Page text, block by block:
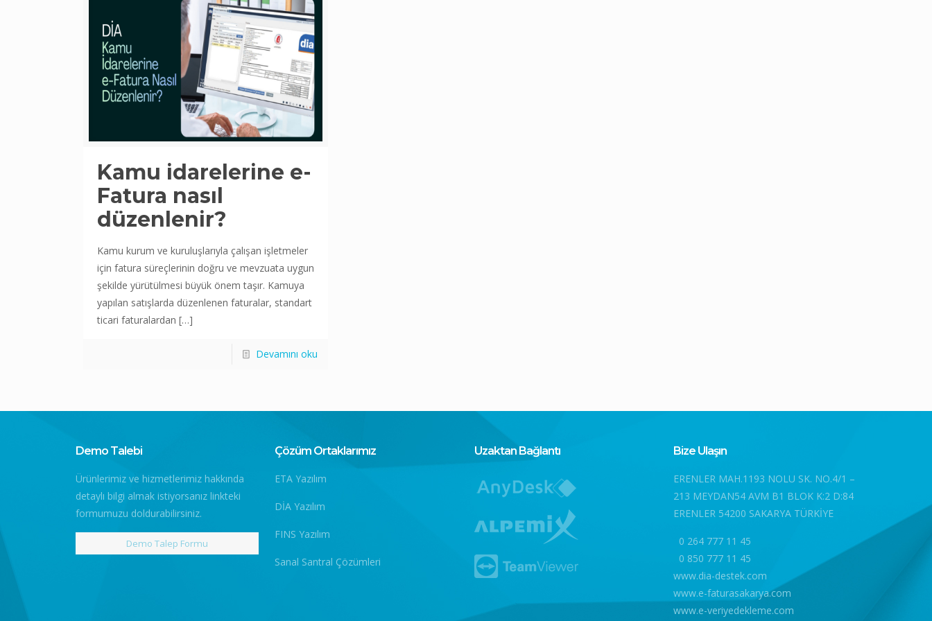
Kamu idarelerine e-
Fatura nasıl
düzenlenir?
Kamu kurum ve kuruluşlarıyla çalışan işletmeler
için fatura süreçlerinin doğru ve mevzuata uygun
şekilde yürütülmesi büyük önem taşır. Kamuya
yapılan satışlarda düzenlenen faturalar, standart
ticari faturalardan […]
Devamını oku
Demo Talebi
Ürünlerimiz ve hizmetlerimiz hakkında
detaylı bilgi almak istiyorsanız linkteki
formumuzu doldurabilirsiniz.
Demo Talep Formu
Çözüm Ortaklarımız
ETA Yazılım
DİA Yazılım
FINS Yazılım
Sanal Santral Çözümleri
Uzaktan Bağlantı Bize Ulaşın
ERENLER MAH.1193 NOLU SK. NO.4/1 –
213 MEYDAN54 AVM B1 BLOK K:2 D:84
ERENLER 54200 SAKARYA TÜRKİYE
0 264 777 11 45
0 850 777 11 45
www.dia-destek.com
www.e-faturasakarya.com
www.e-veriyedekleme.com